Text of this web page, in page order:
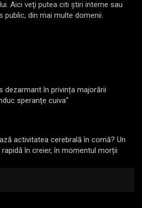
Aici veţi putea citi ştiri interne sau
public, din mai multe domenii.
dezarmant în privința majorării
speranţe cuiva“
activitatea cerebrală în comă? Un
în creier, în momentul morții